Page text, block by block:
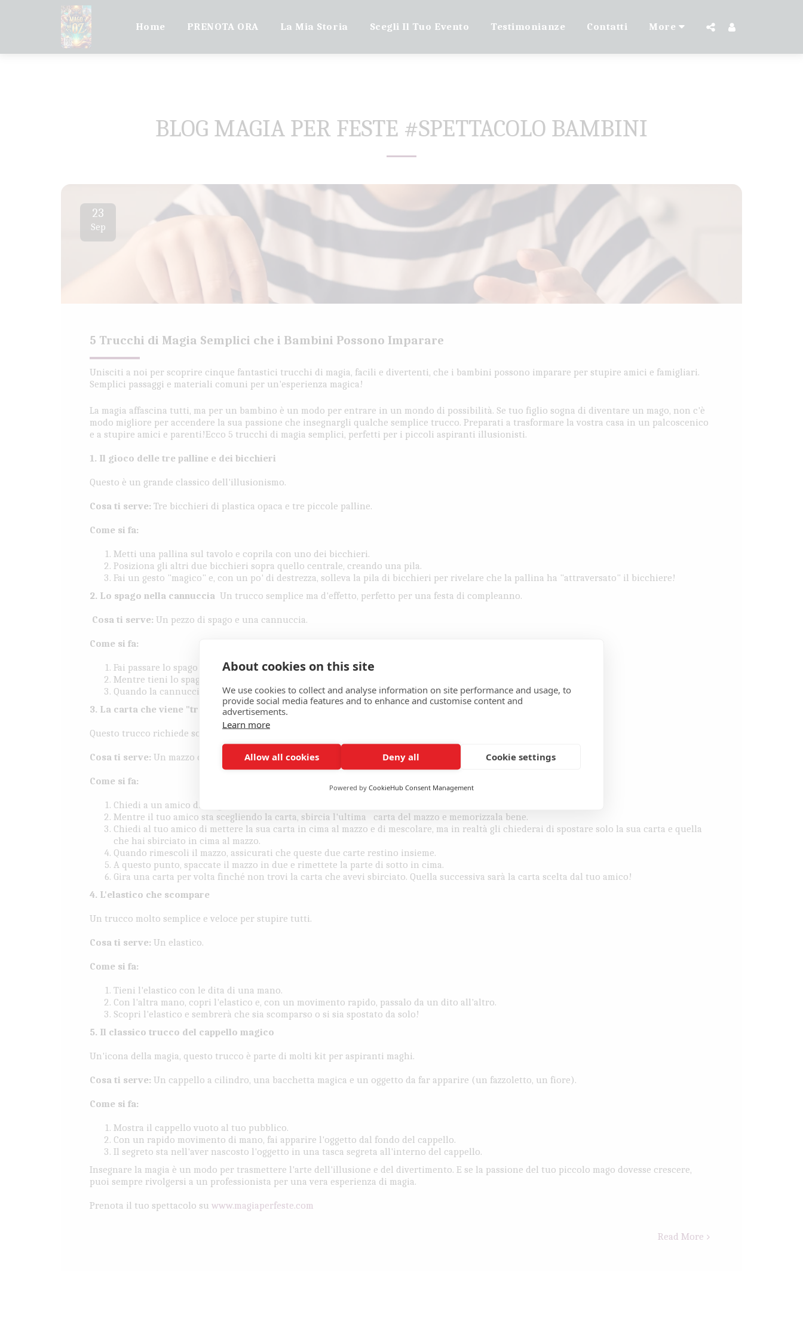
Home PRENOTA ORA La Mia Storia Scegli Il Tuo Evento Testimonianze Contatti More
BLOG MAGIA PER FESTE #SPETTACOLO BAMBINI
23
Sep
5 Trucchi di Magia Semplici che i Bambini Possono Imparare
Unisciti a noi per scoprire cinque fantastici trucchi di magia, facili e divertenti, che i bambini possono imparare per stupire amici e famigliari.
Semplici passaggi e materiali comuni per un'esperienza magica!
La magia affascina tutti, ma per un bambino è un modo per entrare in un mondo di possibilità. Se tuo figlio sogna di diventare un mago, non c'è
modo migliore per accendere la sua passione che insegnargli qualche semplice trucco. Preparati a trasformare la vostra casa in un palcoscenico
e a stupire amici e parenti!Ecco 5 trucchi di magia semplici, perfetti per i piccoli aspiranti illusionisti.
1. Il gioco delle tre palline e dei bicchieri
Questo è un grande classico dell'illusionismo.
Cosa ti serve: Tre bicchieri di plastica opaca e tre piccole palline.
Come si fa:
Metti una pallina sul tavolo e coprila con uno dei bicchieri.
Posiziona gli altri due bicchieri sopra quello centrale, creando una pila.
Fai un gesto "magico" e, con un po' di destrezza, solleva la pila di bicchieri per rivelare che la pallina ha "attraversato" il bicchiere!
2. Lo spago nella cannuccia Un trucco semplice ma d'effetto, perfetto per una festa di compleanno.
Cosa ti serve: Un pezzo di spago e una cannuccia.
Come si fa:
Fai passare lo spago attraverso la cannuccia.
Mentre tieni lo spago fermo, taglia la cannuccia a metà con un paio di forbici.
Quando la cannuccia è tagliata, sfila lo spago e mostralo intatto. Il pubblico rimarrà a bocca aperta!
3. La carta che viene "trovata" nel mazzo
Questo trucco richiede solo un po' di astuzia.
Cosa ti serve: Un mazzo di carte.
Come si fa:
Chiedi a un amico di scegliere una carta e di memorizzarla, ma non di mostrartela.
Mentre il tuo amico sta scegliendo la carta, sbircia l'ultima carta del mazzo e memorizzala bene.
Chiedi al tuo amico di mettere la sua carta in cima al mazzo e di mescolare, ma in realtà gli chiederai di spostare solo la sua carta e quella
che hai sbirciato in cima al mazzo.
Quando rimescoli il mazzo, assicurati che queste due carte restino insieme.
A questo punto, spaccate il mazzo in due e rimettete la parte di sotto in cima.
Gira una carta per volta finché non trovi la carta che avevi sbirciato. Quella successiva sarà la carta scelta dal tuo amico!
4. L'elastico che scompare
Un trucco molto semplice e veloce per stupire tutti.
Cosa ti serve: Un elastico.
Come si fa:
Tieni l'elastico con le dita di una mano.
Con l'altra mano, copri l'elastico e, con un movimento rapido, passalo da un dito all'altro.
Scopri l'elastico e sembrerà che sia scomparso o si sia spostato da solo!
5. Il classico trucco del cappello magico
Un'icona della magia, questo trucco è parte di molti kit per aspiranti maghi.
Cosa ti serve: Un cappello a cilindro, una bacchetta magica e un oggetto da far apparire (un fazzoletto, un fiore).
Come si fa:
Mostra il cappello vuoto al tuo pubblico.
Con un rapido movimento di mano, fai apparire l'oggetto dal fondo del cappello.
Il segreto sta nell'aver nascosto l'oggetto in una tasca segreta all'interno del cappello.
Insegnare la magia è un modo per trasmettere l'arte dell'illusione e del divertimento. E se la passione del tuo piccolo mago dovesse crescere,
puoi sempre rivolgersi a un professionista per una vera esperienza di magia.
Prenota il tuo spettacolo su www.magiaperfeste.com
Read More
About cookies on this site
We use cookies to collect and analyse information on site performance and usage, to
provide social media features and to enhance and customise content and
advertisements.
Learn more
Allow all cookies Deny all Cookie settings
Powered by CookieHub Consent Management